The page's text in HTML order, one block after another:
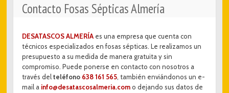
Contacto Fosas Sépticas Almería
DESATASCOS ALMERÍA es una empresa que cuenta con
técnicos especializados en fosas sépticas. Le realizamos un
presupuesto a su medida de manera gratuita y sin
compromiso. Puede ponerse en contacto con nosotros a
través delteléfono 638 161 565, también enviándonos un e-
mail a info@desatascosalmeria.como dejando sus datos de